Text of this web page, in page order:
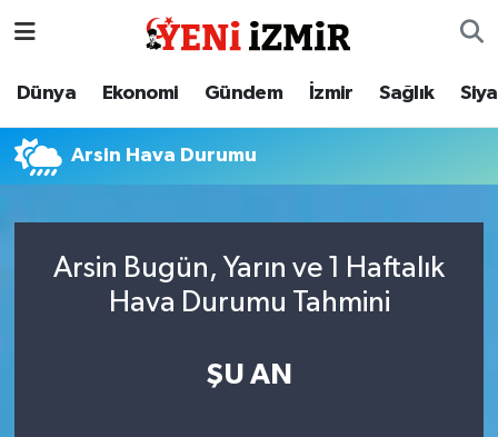
Dünya Ekonomi Gündem İzmir Sağlık
Arsin Hava Durumu
Arsin Bugün, Yarın ve 1 Haftalık
Hava Durumu Tahmini
ŞU AN
Dünya
İzmir
Sağlık
İzmir Nöbetçi Eczaneler
İzmir Trafik Yoğunluk Haritası
Süper Lig Puan Durumu ve Fikstür